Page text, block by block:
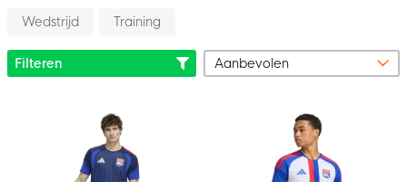
Wedstrijd Training
Filteren